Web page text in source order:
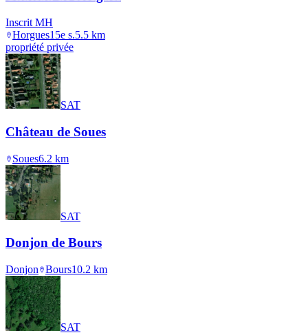
Inscrit MH
Horgues15e s.5.5 km
propriété privée
SAT
Château de Soues
Soues6.2 km
SAT
Donjon de Bours
Donjon Bours10.2 km
SAT